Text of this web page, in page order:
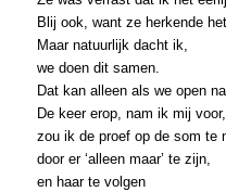
Blij ook, want ze herkende
Maar natuurlijk dacht ik,
we doen dit samen.
Dat kan alleen als we open
De keer erop, nam ik mij voor,
zou ik de proef op de som te
door er ‘alleen maar’ te zijn,
en haar te volgen